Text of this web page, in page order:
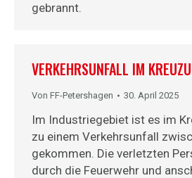
gebrannt.
VERKEHRSUNFALL IM
Von FF-Petershagen 30. April 2025
Im Industriegebiet ist es im
zu einem Verkehrsunfall
gekommen. Die verletzten
durch die Feuerwehr und